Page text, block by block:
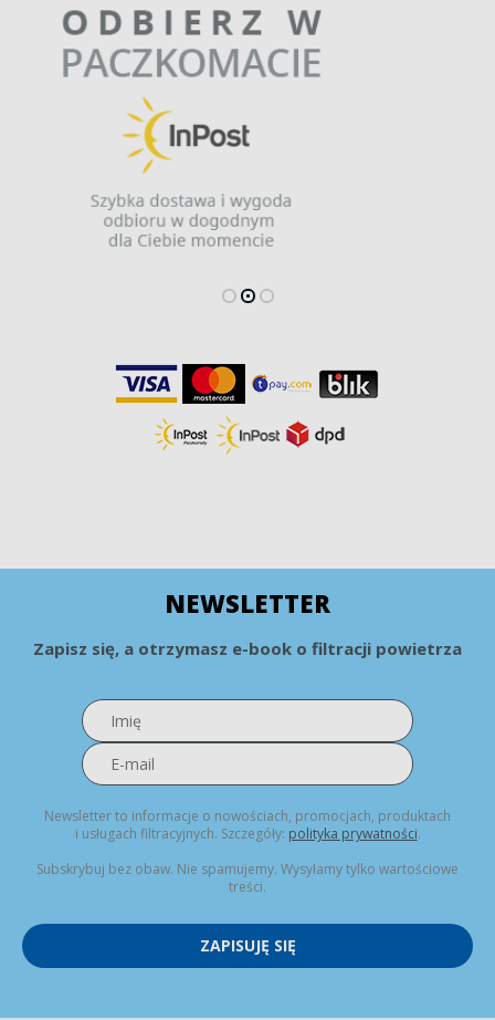
NEWSLETTER
Zapisz się, a otrzymasz e-book o filtracji powietrza
Newsletter to informacje o nowościach, promocjach, produktach
i usługach filtracyjnych. Szczegóły: polityka prywatności.
Subskrybuj bez obaw. Nie spamujemy. Wysyłamy tylko wartościowe
treści.
ZAPISUJĘ SIĘ